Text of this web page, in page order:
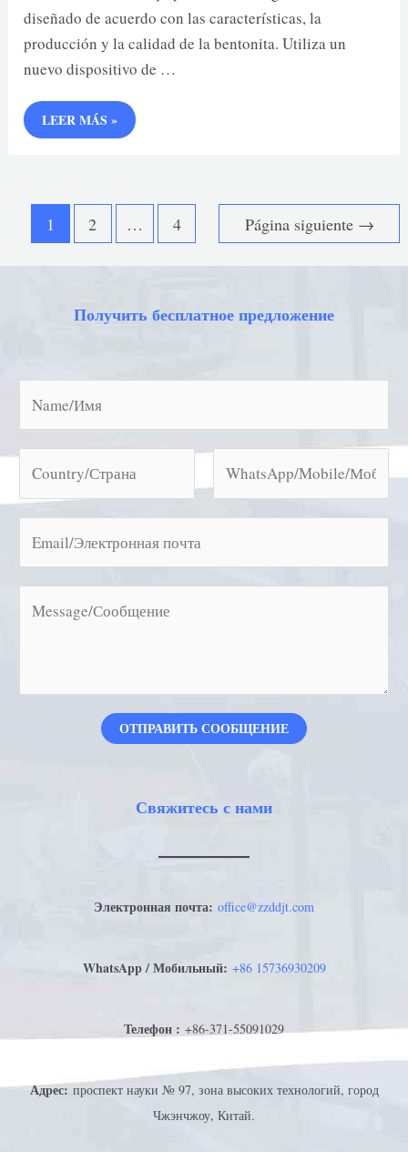
diseñado de acuerdo con las características, la
producción y la calidad de la bentonita. Utiliza un
nuevo dispositivo de …
SECADOR
DE
BENTONITA
LEER MÁS »
Paginación
entradas
1 2 … 4 Página siguiente →
Получить бесплатное предложение
ОТПРАВИТЬ СООБЩЕНИЕ
Свяжитесь с нами
Электронная почта: office@zzddjt.com
WhatsApp / Мобильный: +86 15736930209
Телефон : +86-371-55091029
Адрес: проспект науки № 97, зона высоких технологий, город
Чжэнчжоу, Китай.